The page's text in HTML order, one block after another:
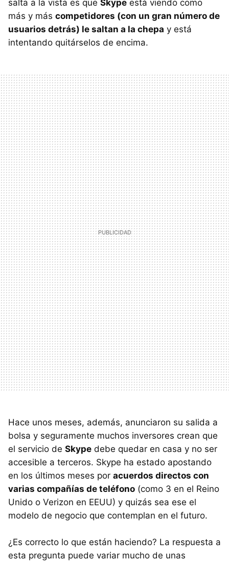
salta a la vista es que Skype está viendo como
más y más competidores (con un gran número de
usuarios detrás) le saltan a la chepa y está
intentando quitárselos de encima.
Hace unos meses, además, anunciaron su salida a
bolsa y seguramente muchos inversores crean que
el servicio de Skype debe quedar en casa y no ser
accesible a terceros. Skype ha estado apostando
en los últimos meses por acuerdos directos con
varias compañías de teléfono (como 3 en el Reino
Unido o Verizon en EEUU) y quizás sea ese el
modelo de negocio que contemplan en el futuro.
¿Es correcto lo que están haciendo? La respuesta a
esta pregunta puede variar mucho de unas